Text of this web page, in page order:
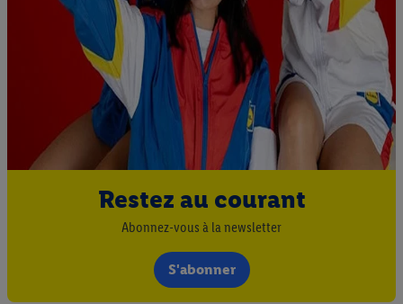
Restez au courant
Abonnez-vous à la newsletter
S'abonner